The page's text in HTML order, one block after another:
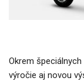
Okrem
výročie aj novou